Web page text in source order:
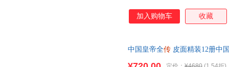
加入购物车 收藏
中国皇帝全传 皮面精装12册中